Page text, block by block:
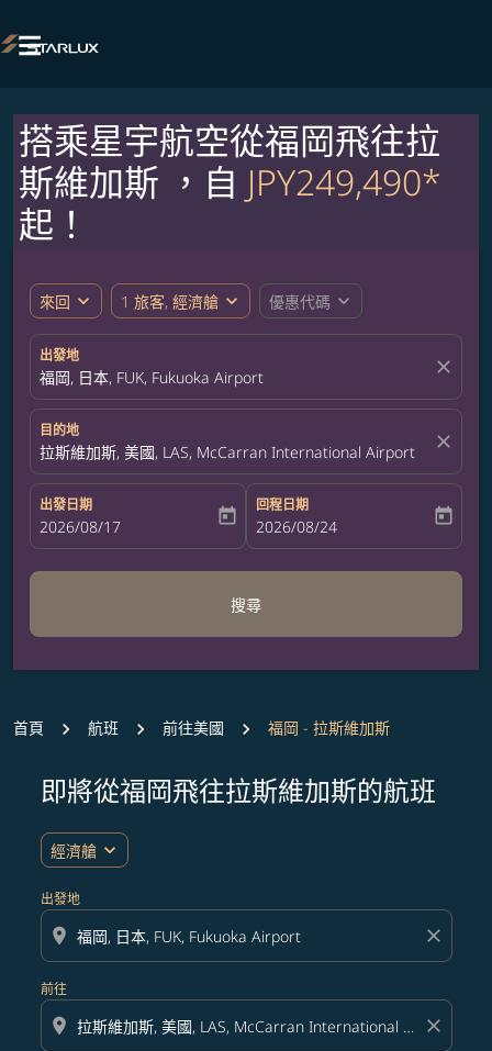

搭乘星宇航空從福岡飛往拉
斯維加斯 ，自 JPY249,490*
起！
來回 expand_more 1 旅客, 經濟艙 expand_more 優惠代碼 expand_more
出發地
福岡, 日本, FUK, Fukuoka Airport close
目的地
拉斯維加斯, 美國, LAS, McCarran International Airport close
出發日期
fc-booking-departure-date-aria-label
2026/08/17 today
回程日期
fc-booking-return-date-aria-label
2026/08/24 today
搜尋
首頁 航班 前往美國 福岡 - 拉斯維加斯
即將從福岡飛往拉斯維加斯的航班
經濟艙 expand_more
出發地
location_on close
前往
location_on close
無符合您設定條件的票價，請調整篩選條件。